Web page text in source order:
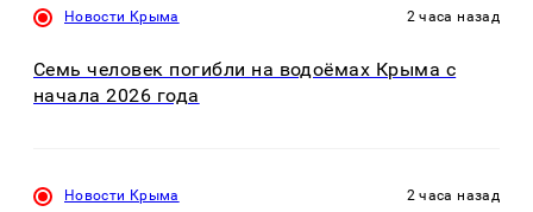
Новости Крыма 2 часа назад
Семь человек погибли на водоёмах Крыма с
начала 2026 года
Новости Крыма 2 часа назад